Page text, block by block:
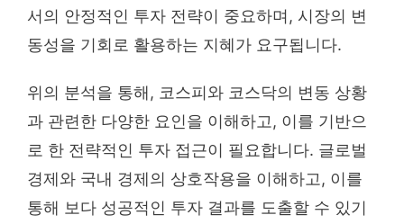
서의 안정적인 투자 전략이 중요하며, 시장의 변
동성을 기회로 활용하는 지혜가 요구됩니다.
위의 분석을 통해, 코스피와 코스닥의 변동 상황
과 관련한 다양한 요인을 이해하고, 이를 기반으
로 한 전략적인 투자 접근이 필요합니다. 글로벌
경제와 국내 경제의 상호작용을 이해하고, 이를
통해 보다 성공적인 투자 결과를 도출할 수 있기